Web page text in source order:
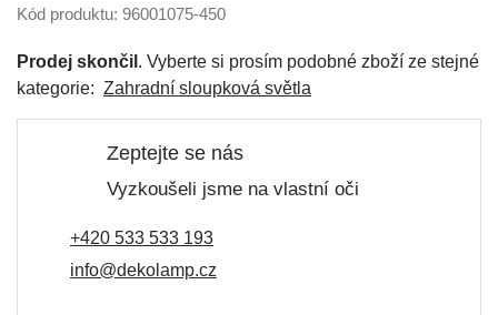
Kód produktu: 96001075-450
Prodej skončil . Vyberte si prosím podobné zboží ze stejné
kategorie: Zahradní sloupková světla
Zeptejte se nás
Vyzkoušeli jsme na vlastní oči
+420 533 533 193
info@dekolamp.cz